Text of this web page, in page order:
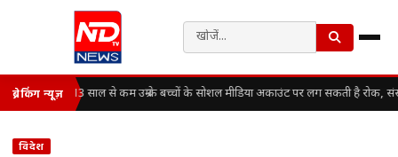
ब्रेकिंग न्यूज़ 13 साल से कम उम्र के बच्चों के सोशल मीडिया अकाउंट पर लग सकती है रोक,
विदेश